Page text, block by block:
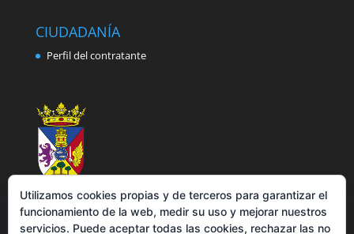
CIUDADANÍA
Perfil del contratante
Utilizamos cookies propias y de terceros para garantizar el
funcionamiento de la web, medir su uso y mejorar nuestros
servicios. Puede aceptar todas las cookies, rechazar las no